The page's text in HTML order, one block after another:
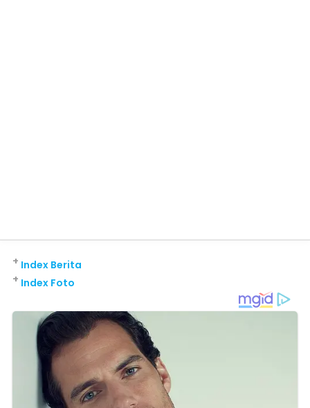
Index Berita
+
Index Foto
+